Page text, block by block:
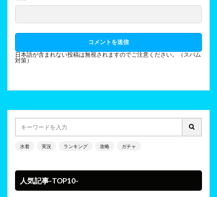
日本語が含まれない投稿は無視されますのでご注意ください。（スパム
対策）
水着 実況 ランキング 攻略 ガチャ
人気記事-TOP10-